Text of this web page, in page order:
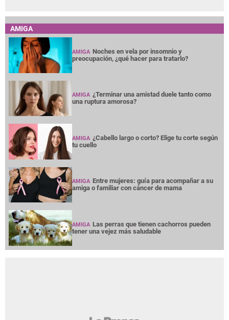
AMIGA
AMIGA Noches en vela por insomnio y
preocupación, ¿qué hacer para tratarlo?
AMIGA ¿Terminar una amistad duele tanto como
una ruptura amorosa?
AMIGA ¿Cabello largo o corto? Elige tu corte según
tu cuello
AMIGA Entre mujeres: guía para acompañar a su
amiga o familiar con cáncer de mama
AMIGA Las perras que tienen cachorros pueden
tener una vejez más saludable